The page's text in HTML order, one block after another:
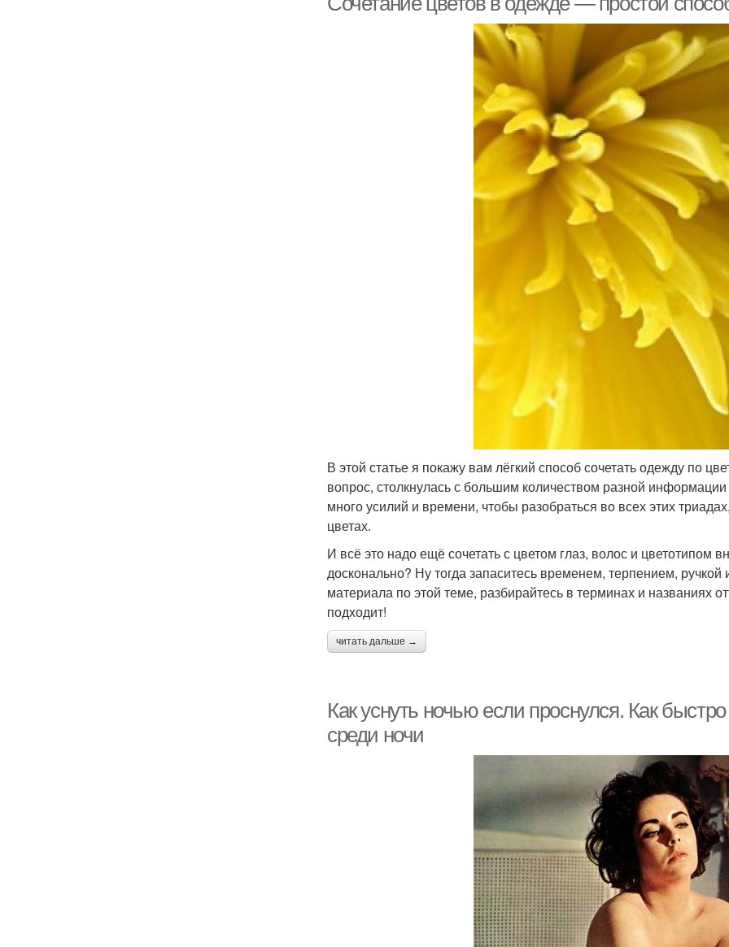
В этой статье я покажу вам лёгкий способ сочетать одежду по
вопрос, столкнулась с большим количеством разной
много усилий и времени, чтобы разобраться во всех этих
цветах.
И всё это надо ещё сочетать с цветом глаз, волос и цветотипом
досконально? Ну тогда запаситесь временем, терпением, ручкой
материала по этой теме, разбирайтесь в терминах и названиях
подходит!
читать дальше →
Как уснуть ночью если проснулся. Как
среди ночи